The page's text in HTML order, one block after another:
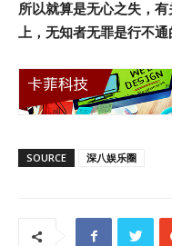
所以就算是无心之失，
上，无知者无罪是行不通
SOURCE 深八娱乐圈